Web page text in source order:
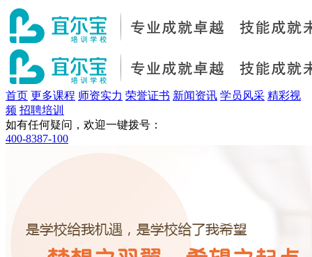
首页 更多课程 师资实力 荣誉证书 新闻资讯 学员风采 精彩视
频 招聘培训
如有任何疑问，欢迎一键拨号：
400-8387-100